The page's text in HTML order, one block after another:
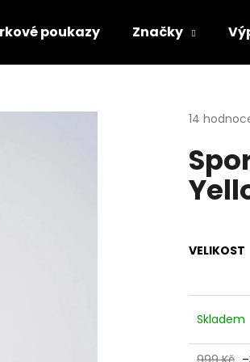
poukazy Značky
Průměrné
produktu
je
5,0
z
14
VELIKOST
Skladem